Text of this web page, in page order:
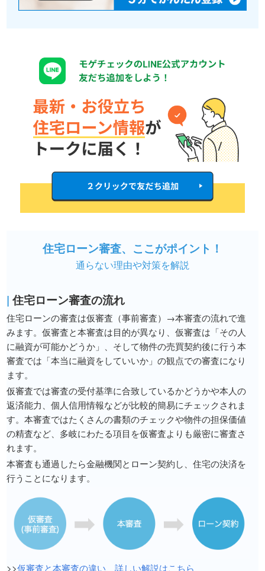
住宅ローン審査、ここがポイント！
通らない理由や対策を解説
| 住宅ローン審査の流れ
住宅ローンの審査は仮審査（事前審査）→本審査の流れで進
みます。仮審査と本審査は目的が異なり、仮審査は「その人
に融資が可能かどうか」、そして物件の売買契約後に行う本
審査では「本当に融資をしていいか」の観点での審査になり
ます。
仮審査では審査の受付基準に合致しているかどうかや本人の
返済能力、個人信用情報などが比較的簡易にチェックされま
す。本審査ではたくさんの書類のチェックや物件の担保価値
の精査など、多岐にわたる項目を仮審査よりも厳密に審査さ
れます。
本審査も通過したら金融機関とローン契約し、住宅の決済を
行うことになります。
>>仮審査と本審査の違い、詳しい解説はこちら